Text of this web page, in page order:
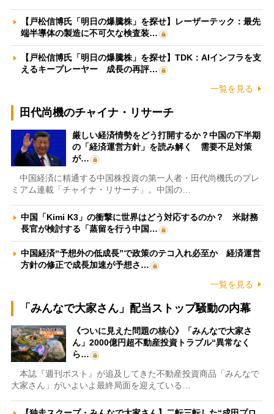
【戸松信博氏「明日の爆騰株」を探せ】レーザーテック：最先
端半導体の製造に不可欠な検査装…
【戸松信博氏「明日の爆騰株」を探せ】TDK：AIインフラを支
えるキープレーヤー 成長の再評…
一覧を見る
田代尚機のチャイナ・リサーチ
厳しい経済情勢をどう打開するか？中国の下半期
の「経済運営方針」を読み解く 需要不足対策
が…
中国経済に精通する中国株投資の第一人者・田代尚機氏のプレ
ミアム連載「チャイナ・リサーチ」。中国の…
中国「Kimi K3」の衝撃に世界はどう対応するのか？ 米財務
長官が検討する「蒸留を行う中国…
中国経済“予想外の低成長”で政策のテコ入れ必至か 経済運営
方針の修正で成長加速が予想さ…
一覧を見る
「みんなで大家さん」配当ストップ騒動の内幕
《ついに見えた問題の核心》「みんなで大家さ
ん」2000億円超不動産投資トラブル“異常なく
ら…
本誌『週刊ポスト』が追及してきた不動産投資商品「みんなで
大家さん」がいよいよ最終局面を迎えている…